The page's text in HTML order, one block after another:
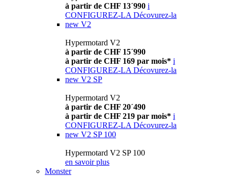
à partir de CHF 13´990 i
CONFIGUREZ-LA Décovurez-la
new V2
Hypermotard V2
à partir de CHF 15´990
à partir de CHF 169 par mois* i
CONFIGUREZ-LA Décovurez-la
new V2 SP
Hypermotard V2
à partir de CHF 20´490
à partir de CHF 219 par mois* i
CONFIGUREZ-LA Décovurez-la
new V2 SP 100
Hypermotard V2 SP 100
en savoir plus
Monster